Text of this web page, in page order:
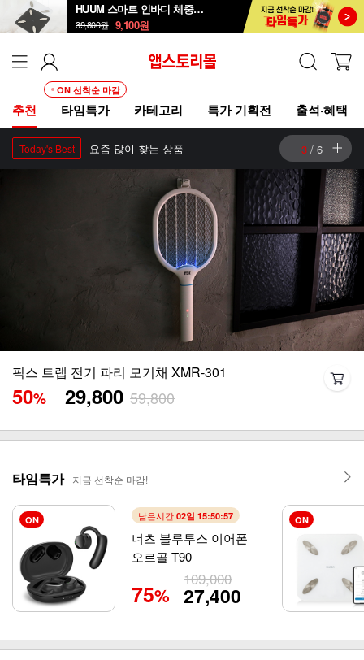
HUUM 스마트 인바디 체중계 SB-108B
39,800원 9,100원
추천
ON 선착순 마감
타임특가 카테고리 특가 기획전 출석·혜택
Today's Best 요즘 많이 찾는 상품 4 / 6
픽스 파워소닉 헤어드라이기 XHS-701
50% 139,000 279,000
타임특가 지금 선착순 마감!
ON 남은시간 02일 15:50:54
너츠 블루투스 이어폰
오르골 T90
75%
109,000
27,400
ON